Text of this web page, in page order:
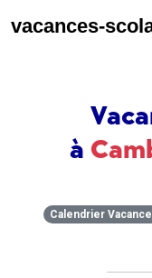
vacances-
à
Calendrier